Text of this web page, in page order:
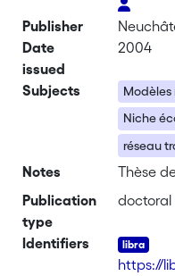
Publisher
Date
issued
2004
Subjects
Niche
réseau
Notes
Thèse
Publication
type
doctoral
Identifiers
https://